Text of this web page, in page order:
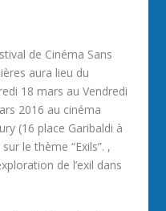
de Cinéma Sans
aura lieu du
18 mars au Vendredi
2016 au cinéma
(16 place Garibaldi à
le thème “Exils”. ,
de l’exil dans